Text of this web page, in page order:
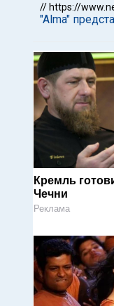
// https://
"Alma"
Кремль
Чечни
Реклама